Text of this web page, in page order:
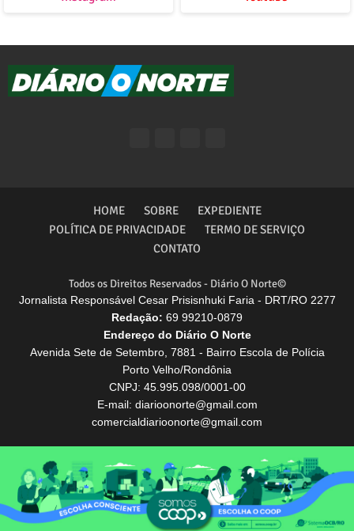
Todos os Direitos Reservados - Diário O Norte©
Jornalista Responsável Cesar Prisisnhuki Faria - DRT/RO 2277
Redação: 69 99210-0879
Endereço do Diário O Norte
Avenida Sete de Setembro, 7881 - Bairro Escola de Polícia
Porto Velho/Rondônia
CNPJ: 45.995.098/0001-00
E-mail: diarioonorte@gmail.com
comercialdiarioonorte@gmail.com
HOME SOBRE
EXPEDIENTE
POLÍTICA DE PRIVACIDADE
TERMO DE SERVIÇO
CONTATO